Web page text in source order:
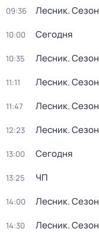
09:36 Лесник. Сезон
10:00 Сегодня
10:35 Лесник. Сезон
11:11 Лесник. Сезон
11:47 Лесник. Сезон
12:23 Лесник. Сезон
13:00 Сегодня
13:25 ЧП
14:00 Лесник. Сезон
14:30 Лесник. Сезон